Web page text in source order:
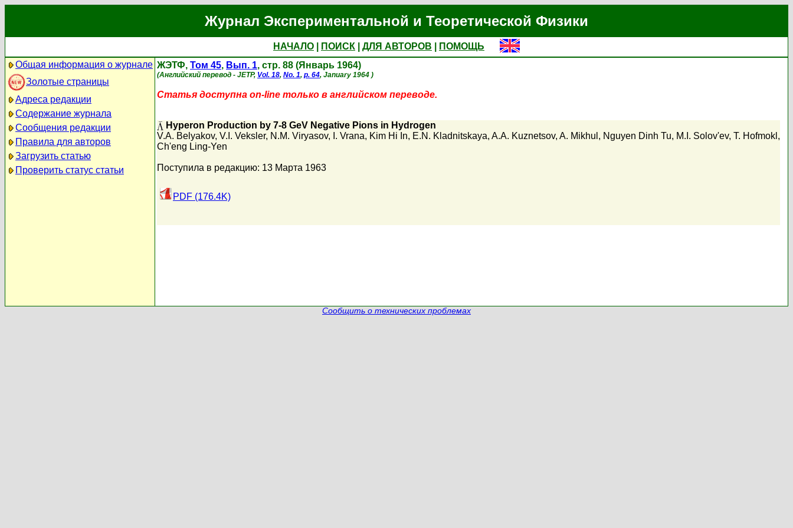
Журнал Экспериментальной и Теоретической Физики
НАЧАЛО ПОИСК ДЛЯ АВТОРОВ
ПОМОЩЬ
Общая информация о журнале
Золотые страницы
Адреса редакции
Содержание журнала
Сообщения редакции
Правила для авторов
Загрузить статью
Проверить статус статьи
ЖЭТФ, Том 45, Вып. 1, стр. 88 (Январь 1964)
(Английский перевод - JETP, Vol. 18, No. 1, p. 64, January 1964 )
Статья доступна on-line только в английском переводе.
Hyperon Production by 7-8 GeV Negative Pions in Hydrogen
V.A. Belyakov, V.I. Veksler, N.M. Viryasov, I. Vrana, Kim Hi In, E.N. Kladnitskaya, A.A. Kuznetsov, A. Mikhul , Nguyen Dinh Tu, M.I. Solov'ev, T. Hofmokl ,
Ch'eng Ling-Yen
Поступила в редакцию: 13 Марта 1963
PDF (176.4K)
Сообщить о технических проблемах